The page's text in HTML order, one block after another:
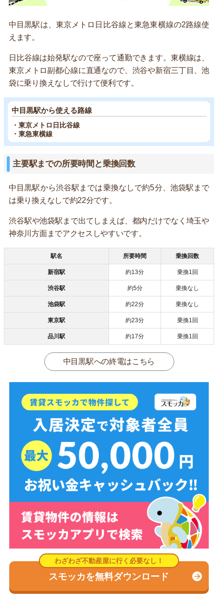
中目黒駅は、東京メトロ日比谷線と東急東横線の2路線使
えます。
日比谷線は始発駅なので座って通勤できます。東横線は、
東京メトロ副都心線に直通なので、渋谷や新宿三丁目、池
袋に乗り換えなしで行けて便利です。
中目黒駅から使える路線
・東京メトロ日比谷線
・東急東横線
主要駅までの所要時間と乗換回数
中目黒駅から渋谷駅までは乗換なしで約5分、池袋駅まで
は乗り換えなしで約22分です。
渋谷駅や池袋駅まで出てしまえば、都内だけでなく埼玉や
神奈川方面までアクセスしやすいです。
駅名 所要時間 乗換回数
新宿駅 約13分 乗換1回
渋谷駅 約5分 乗換なし
池袋駅 約22分 乗換なし
東京駅 約23分 乗換1回
品川駅 約17分 乗換1回
中目黒駅への終電はこちら
スモッカを無料ダウンロード